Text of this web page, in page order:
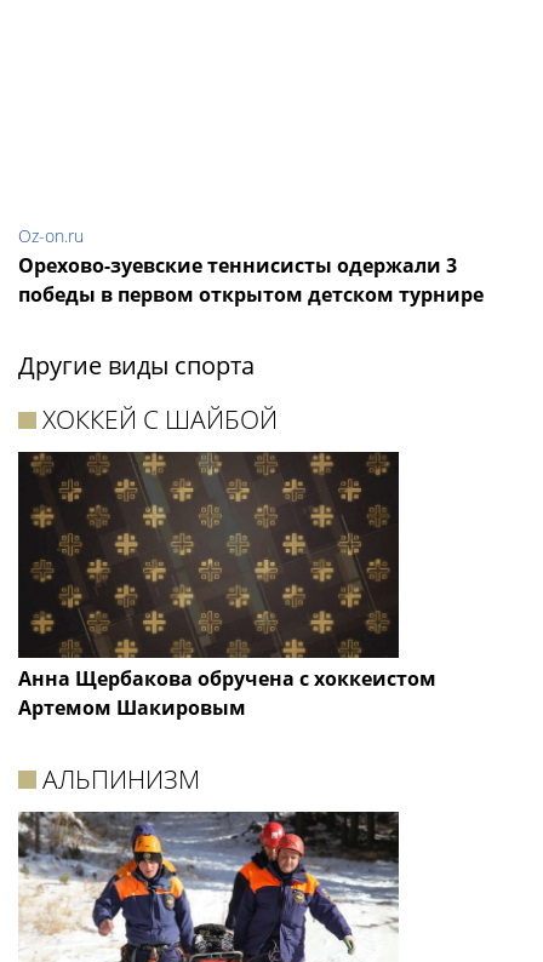
Oz-on.ru
Орехово-зуевские теннисисты одержали 3
победы в первом открытом детском турнире
Другие виды спорта
ХОККЕЙ С ШАЙБОЙ
Анна Щербакова обручена с хоккеистом
Артемом Шакировым
АЛЬПИНИЗМ